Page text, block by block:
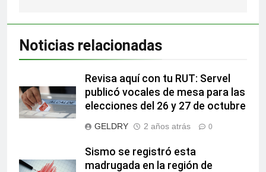
Noticias relacionadas
Revisa aquí con tu RUT: Servel
publicó vocales de mesa para las
elecciones del 26 y 27 de octubre
GELDRY 2 años atrás 0
Sismo se registró esta
madrugada en la región de